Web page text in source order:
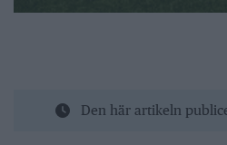
Den här artikeln